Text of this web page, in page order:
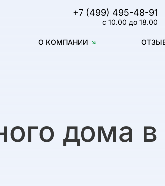
+7 (499) 495-48-91
с 10.00 до 18.00
О КОМПАНИИ
дома